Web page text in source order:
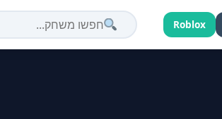
Roblox